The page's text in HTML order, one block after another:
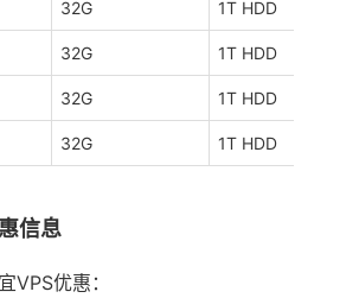
32G 1T HDD
32G 1T HDD
32G 1T HDD
32G 1T HDD
信息
VPS优惠：